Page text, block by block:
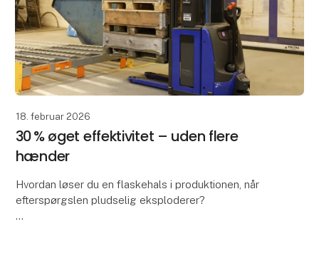
18. februar 2026
30 % øget effektivitet – uden flere
hænder
Hvordan løser du en flaskehals i produktionen, når
efterspørgslen pludselig eksploderer?